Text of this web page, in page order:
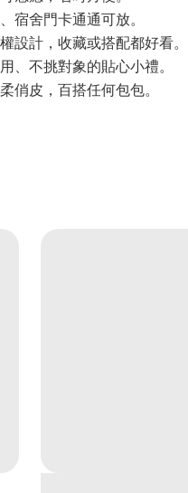
宿舍門卡通通可放。
設計，收藏或搭配都好看。
、不挑對象的貼心小禮。
俏皮，百搭任何包包。